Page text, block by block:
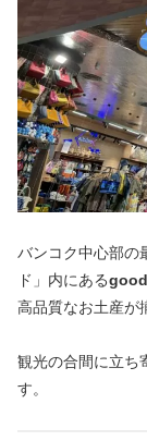
バンコク中心部の
ド」内にある
高品質なお土産が
観光の合間に立ち
す。